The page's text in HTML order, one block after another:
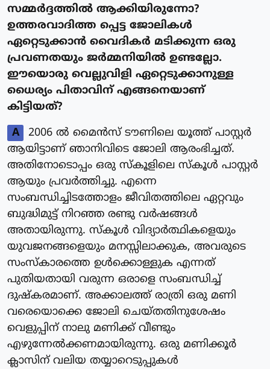
സമ്മർദ്ദത്തിൽ ആക്കിയിരുന്നോ?
ഉത്തരവാദിത്ത പ്പെട്ട ജോലികൾ
ഏറ്റെടുക്കാൻ വൈദികർ മടിക്കുന്ന ഒരു
പ്രവണതയും ജർമ്മനിയിൽ ഉണ്ടല്ലോ.
ഈയൊരു വെല്ലുവിളി ഏറ്റെടുക്കാനുള്ള
ധൈര്യം പിതാവിന് എങ്ങനെയാണ്
കിട്ടിയത്?
A
2006 ൽ മൈൻസ് ടൗണിലെ യൂത്ത് പാസ്റ്റർ
ആയിട്ടാണ് ഞാനിവിടെ ജോലി ആരംഭിച്ചത്.
അതിനോടൊപ്പം ഒരു സ്കൂളിലെ സ്കൂൾ പാസ്റ്റർ
ആയും പ്രവർത്തിച്ചു. എന്നെ
സംബന്ധിച്ചിടത്തോളം ജീവിതത്തിലെ ഏറ്റവും
ബുദ്ധിമുട്ട് നിറഞ്ഞ രണ്ടു വർഷങ്ങൾ
അതായിരുന്നു. സ്കൂൾ വിദ്യാർത്ഥികളെയും
യുവജനങ്ങളെയും മനസ്സിലാക്കുക, അവരുടെ
സംസ്കാരത്തെ ഉൾക്കൊള്ളുക എന്നത്
പുതിയതായി വരുന്ന ഒരാളെ സംബന്ധിച്ച്
ദുഷ്കരമാണ്. അക്കാലത്ത് രാത്രി ഒരു മണി
വരെയൊക്കെ ജോലി ചെയ്തതിനുശേഷം
വെളുപ്പിന് നാലു മണിക്ക് വീണ്ടും
എഴുന്നേൽക്കണമായിരുന്നു. ഒരു മണിക്കൂർ
ക്ലാസിന് വലിയ തയ്യാറെടുപ്പുകൾ